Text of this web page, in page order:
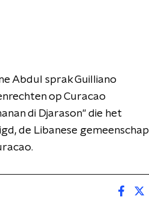
Abdul sprak Guilliano
op Curacao
di Djarason'' die het
de Libanese gemeenschap